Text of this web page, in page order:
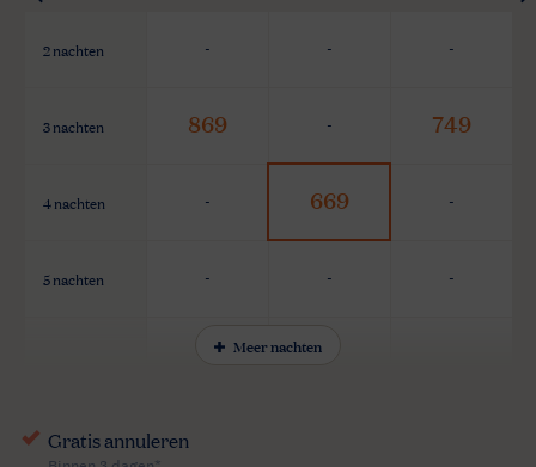
Meer nachten
2 nachten - - -
3 nachten 869 - 749
4 nachten - 669 -
5 nachten - - -